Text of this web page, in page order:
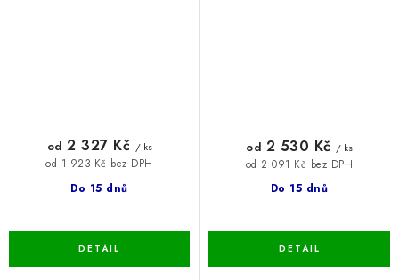
Do 15 dnů
od 1 923 Kč bez DPH
od 2 327 Kč / ks
Do 15 dnů
od 2 091 Kč bez DPH
od 2 530 Kč / ks